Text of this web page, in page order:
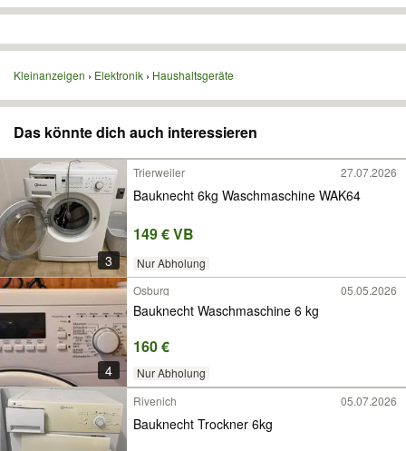
Kleinanzeigen Elektronik Haushaltsgeräte
Das könnte dich auch interessieren
3
Trierweiler 27.07.2026
Bauknecht 6kg Waschmaschine WAK64
149 € VB
Nur Abholung
4
Osburg 05.05.2026
Bauknecht Waschmaschine 6 kg
160 €
Nur Abholung
Rivenich 05.07.2026
Bauknecht Trockner 6kg